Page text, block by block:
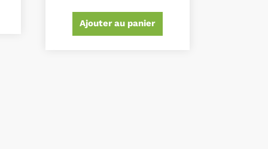
Ajouter au panier